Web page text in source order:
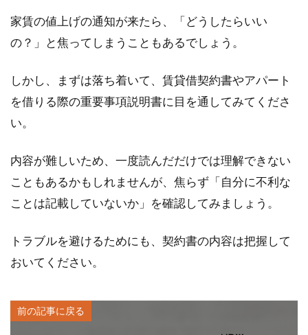
家賃の値上げの通知が来たら、「どうしたらいい
の？」と焦ってしまうこともあるでしょう。
しかし、まずは落ち着いて、賃貸借契約書やアパート
を借りる際の重要事項説明書に目を通してみてくださ
い。
内容が難しいため、一度読んだだけでは理解できない
こともあるかもしれませんが、焦らず「自分に不利な
ことは記載していないか」を確認してみましょう。
トラブルを避けるためにも、契約書の内容は把握して
おいてください。
前の記事に戻る